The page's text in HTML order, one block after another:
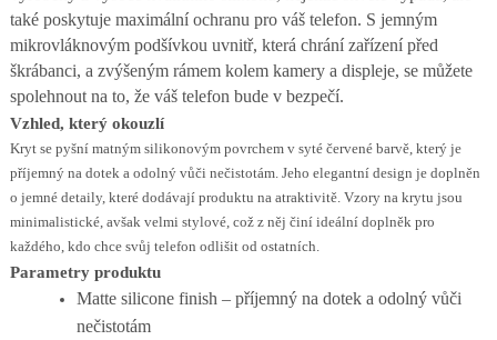
také poskytuje maximální ochranu pro váš telefon. S jemným
mikrovláknovým podšívkou uvnitř, která chrání zařízení před
škrábanci, a zvýšeným rámem kolem kamery a displeje, se můžete
spolehnout na to, že váš telefon bude v bezpečí.
Vzhled, který okouzlí
Kryt se pyšní matným silikonovým povrchem v syté červené barvě, který je
příjemný na dotek a odolný vůči nečistotám. Jeho elegantní design je doplněn
o jemné detaily, které dodávají produktu na atraktivitě. Vzory na krytu jsou
minimalistické, avšak velmi stylové, což z něj činí ideální doplněk pro
každého, kdo chce svůj telefon odlišit od ostatních.
Parametry produktu
Matte silicone finish – příjemný na dotek a odolný vůči
nečistotám